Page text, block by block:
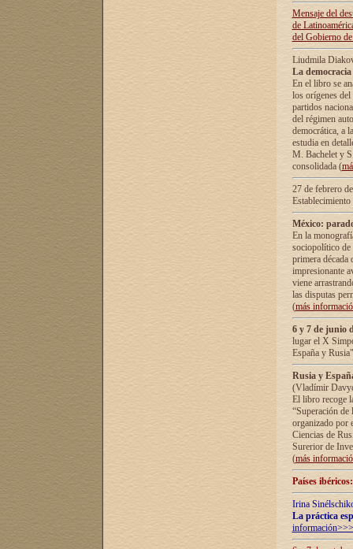
Mensaje del
de
del Gobierno
Liudmila
La
En el libro se
los orígenes
partidos
del régimen
democrática, а
estudia en
М. Bachelet у
consolidada (
27 de febrero
México:
En la
sociopolítico de
primera década
impresionante
viene
las disputas
(más
6 y 7 de junio
lugar el X
España y
Rusia y
(Vladímir
El libro recoge
“Superación
organizado por
Ciencias de
Surerior de
(más
Países
Irina
La práctica
información>>>